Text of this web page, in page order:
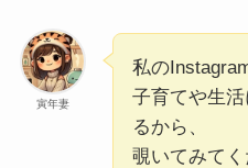
寅年妻
私の
子育てや生
るから、
覗いてみてく